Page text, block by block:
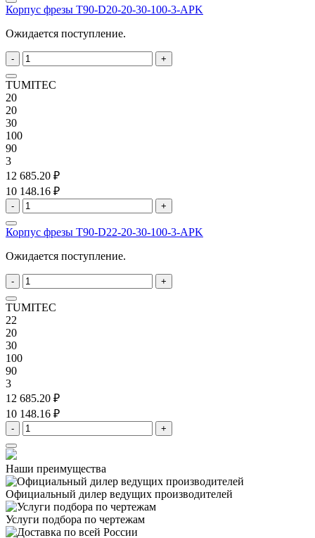
Корпус фрезы T90-D20-20-30-100-3-APK
Ожидается поступление.
- +
TUMITEC
20
20
30
100
90
3
12 685.20 ₽
10 148.16 ₽
- +
Корпус фрезы T90-D22-20-30-100-3-APK
Ожидается поступление.
- +
TUMITEC
22
20
30
100
90
3
12 685.20 ₽
10 148.16 ₽
- +
Наши преимущества
Официальный дилер ведущих производителей
Услуги подбора по чертежам